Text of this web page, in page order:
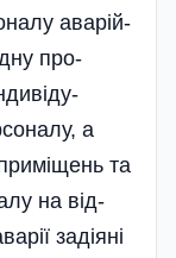
аварій­
про­­
а
та
на від­­
задіяні